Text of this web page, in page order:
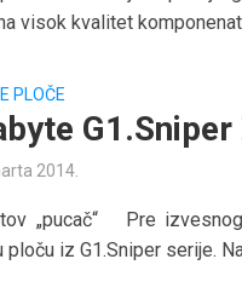
visok kvalitet
PLOČE
G1.Sniper
2014.
„pucač“ Pre
ploču iz G1.Sniper serije.